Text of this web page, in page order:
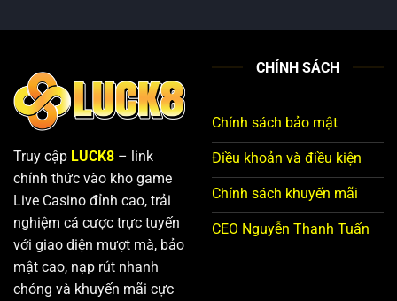
Tại
–
Cao
Cho
Tín
Truy cập LUCK8 – link
chính thức vào kho game
Live Casino đỉnh cao, trải
nghiệm cá cược trực tuyến
với giao diện mượt mà, bảo
mật cao, nạp rút nhanh
chóng và khuyến mãi cực
CHÍNH SÁCH
Chính sách bảo mật
Điều khoản và điều kiện
Chính sách khuyến mãi
CEO Nguyễn Thanh Tuấn